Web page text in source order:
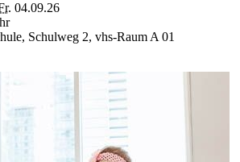
04.09.26
Schulweg 2, vhs-Raum A 01